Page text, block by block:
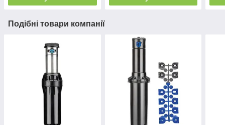
Подібні товари компанії